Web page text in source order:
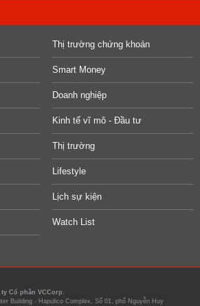
Thị trường chứng khoán
Smart Money
Doanh nghiệp
Kinh tế vĩ mô - Đầu tư
Thị trường
Lifestyle
Lịch sự kiện
Watch List
Cổ phần VCCorp.
Building - Hapulico Complex, Số 01, phố Nguyễn Huy